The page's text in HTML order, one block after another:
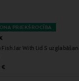
burka
PRIEKŠROCĪBA
Fish Jar With Lid S
Price
€